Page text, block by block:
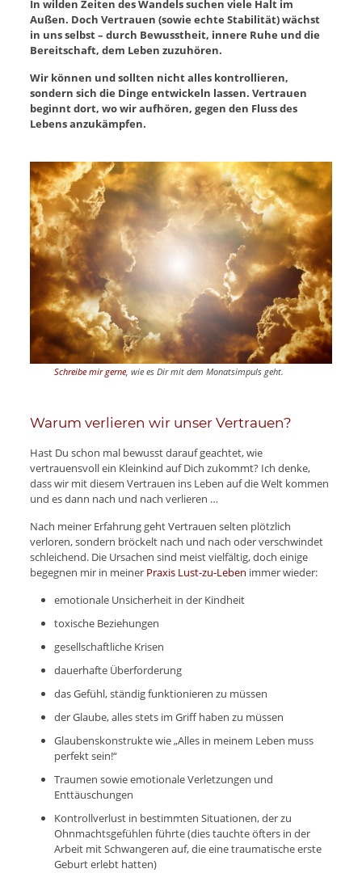
In wilden Zeiten des Wandels suchen viele Halt im
Außen. Doch Vertrauen (sowie echte Stabilität) wächst
in uns selbst – durch Bewusstheit, innere Ruhe und die
Bereitschaft, dem Leben zuzuhören.
Wir können und sollten nicht alles kontrollieren,
sondern sich die Dinge entwickeln lassen. Vertrauen
beginnt dort, wo wir aufhören, gegen den Fluss des
Lebens anzukämpfen.
Schreibe mir gerne, wie es Dir mit dem Monatsimpuls geht.
Warum verlieren wir unser Vertrauen?
Hast Du schon mal bewusst darauf geachtet, wie
vertrauensvoll ein Kleinkind auf Dich zukommt? Ich denke,
dass wir mit diesem Vertrauen ins Leben auf die Welt kommen
und es dann nach und nach verlieren …
Nach meiner Erfahrung geht Vertrauen selten plötzlich
verloren, sondern bröckelt nach und nach oder verschwindet
schleichend. Die Ursachen sind meist vielfältig, doch einige
begegnen mir in meiner Praxis Lust-zu-Leben immer wieder:
emotionale Unsicherheit in der Kindheit
toxische Beziehungen
gesellschaftliche Krisen
dauerhafte Überforderung
das Gefühl, ständig funktionieren zu müssen
der Glaube, alles stets im Griff haben zu müssen
Glaubenskonstrukte wie „Alles in meinem Leben muss
perfekt sein!“
Traumen sowie emotionale Verletzungen und
Enttäuschungen
Kontrollverlust in bestimmten Situationen, der zu
Ohnmachtsgefühlen führte (dies tauchte öfters in der
Arbeit mit Schwangeren auf, die eine traumatische erste
Geburt erlebt hatten)